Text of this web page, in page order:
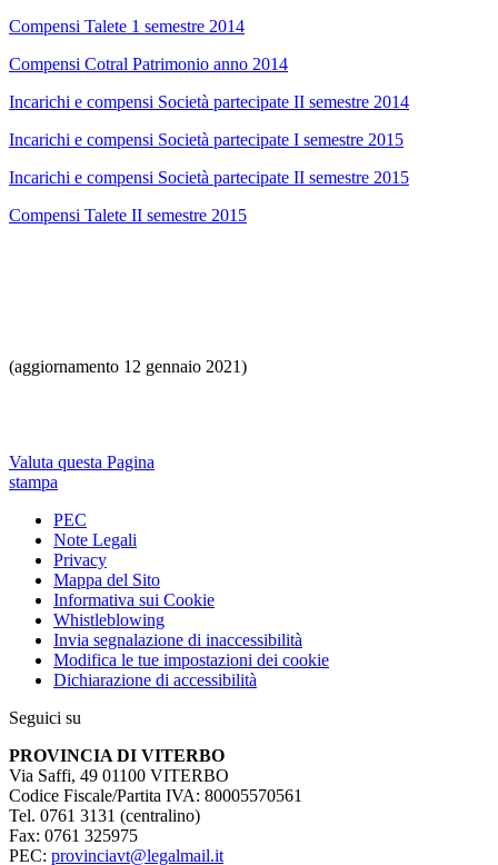
Compensi Talete 1 semestre 2014
Compensi Cotral Patrimonio anno 2014
Incarichi e compensi Società partecipate II semestre 2014
Incarichi e compensi Società partecipate I semestre 2015
Incarichi e compensi Società partecipate II semestre 2015
Compensi Talete II semestre 2015
(aggiornamento 12 gennaio 2021)
Valuta questa Pagina
stampa
PEC
Note Legali
Privacy
Mappa del Sito
Informativa sui Cookie
Whistleblowing
Invia segnalazione di inaccessibilità
Modifica le tue impostazioni dei cookie
Dichiarazione di accessibilità
Seguici su
PROVINCIA DI VITERBO
Via Saffi, 49 01100 VITERBO
Codice Fiscale/Partita IVA: 80005570561
Tel. 0761 3131 (centralino)
Fax: 0761 325975
PEC: provinciavt@legalmail.it